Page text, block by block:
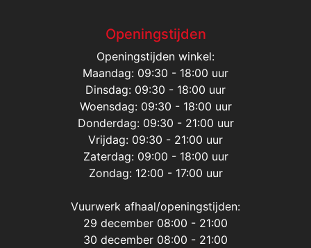
Openingstijden
Openingstijden winkel:
Maandag: 09:30 - 18:00 uur
Dinsdag: 09:30 - 18:00 uur
Woensdag: 09:30 - 18:00 uur
Donderdag: 09:30 - 21:00 uur
Vrijdag: 09:30 - 21:00 uur
Zaterdag: 09:00 - 18:00 uur
Zondag: 12:00 - 17:00 uur
Vuurwerk afhaal/openingstijden:
29 december 08:00 - 21:00
30 december 08:00 - 21:00